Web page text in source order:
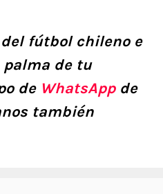
fútbol chileno e
de tu
de WhatsAppde
también